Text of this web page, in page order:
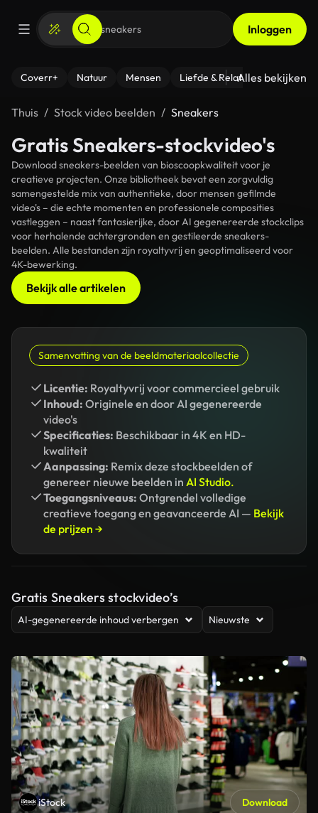
Inloggen
Coverr+ Natuur Mensen Liefde & Relaties - Fitness
Alles bekijken
Thuis Stock video beelden Sneakers
Gratis Sneakers-stockvideo's
Download sneakers-beelden van bioscoopkwaliteit voor je
creatieve projecten. Onze bibliotheek bevat een zorgvuldig
samengestelde mix van authentieke, door mensen gefilmde
video's – die echte momenten en professionele composities
vastleggen – naast fantasierijke, door AI gegenereerde stockclips
voor herhalende achtergronden en gestileerde sneakers-
beelden. Alle bestanden zijn royaltyvrij en geoptimaliseerd voor
4K-bewerking.
Bekijk alle artikelen
Samenvatting van de beeldmateriaalcollectie
Licentie: Royaltyvrij voor commercieel gebruik
Inhoud: Originele en door AI gegenereerde
video's
Specificaties: Beschikbaar in 4K en HD-
kwaliteit
Aanpassing: Remix deze stockbeelden of
genereer nieuwe beelden in AI Studio.
Toegangsniveaus: Ontgrendel volledige
creatieve toegang en geavanceerde AI — Bekijk
de prijzen →
Gratis Sneakers stockvideo’s
AI-gegenereerde inhoud verbergen Nieuwste
iStock Download